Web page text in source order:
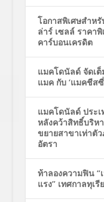
โอกาสพิเศษสำห
ล่าร์ เซลล์ ราคา
คาร์บอนเครดิต
แมคโดนัลด์ จัดเ
แมค กับ ‘แมคชีส
แมคโดนัลด์ ประเ
หลังคว้าสิทธิ์บริห
ขยายสาขาเท่าตั
อัตรา
ท้าลองความฟิน
แรง” เทศกาลทุเ